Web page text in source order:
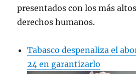
presentados con los más
derechos humanos.
Tabasco despenaliza el
24 en garantizarlo